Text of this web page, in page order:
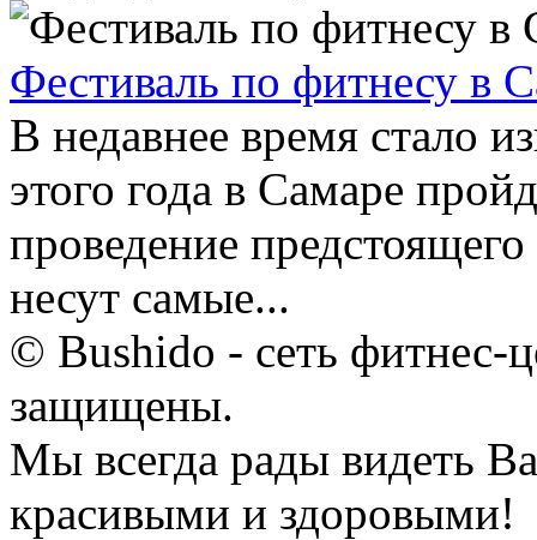
Фестиваль по фитнесу в
В недавнее время стало
этого года в Самаре
проведение
несут самые...
© Bushido - сеть фитнес-
защищены.
Мы всегда рады видеть
красивыми и здоровыми!